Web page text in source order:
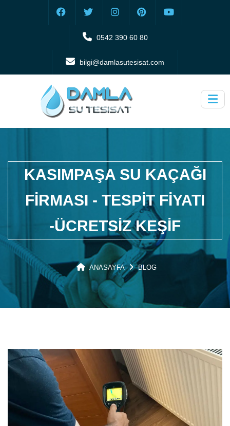
0542 390 60 80
bilgi@damlasutesisat.com
KASIMPAŞA SU KAÇAĞI
FIRMASI - TESPIT FIYATI
-ÜCRETSIZ KEŞIF
ANASAYFA BLOG